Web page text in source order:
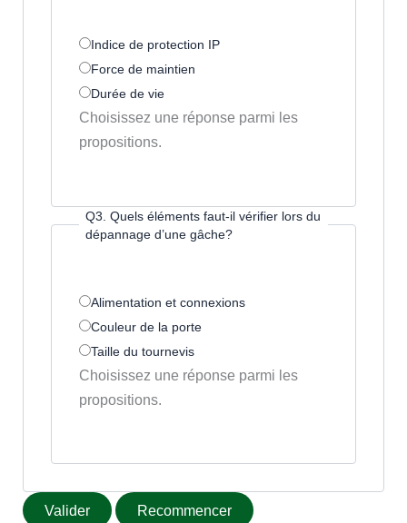
Indice de protection IP
Force de maintien
Durée de vie
Choisissez une réponse parmi les
propositions.
Q3. Quels éléments faut-il vérifier lors du
dépannage d’une gâche?
Alimentation et connexions
Couleur de la porte
Taille du tournevis
Choisissez une réponse parmi les
propositions.
Valider Recommencer